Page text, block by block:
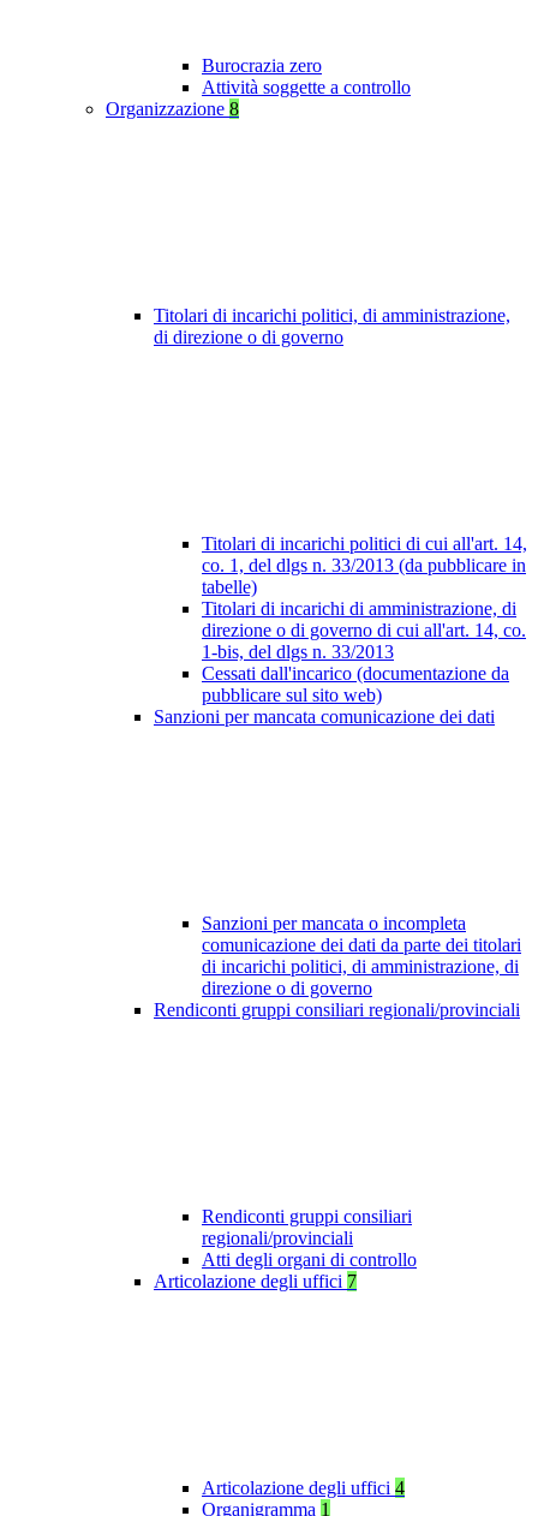
Burocrazia zero
Attività soggette a controllo
Organizzazione 8
Titolari di incarichi politici, di amministrazione,
di direzione o di governo
Titolari di incarichi politici di cui all'art. 14,
co. 1, del dlgs n. 33/2013 (da pubblicare in
tabelle)
Titolari di incarichi di amministrazione, di
direzione o di governo di cui all'art. 14, co.
1-bis, del dlgs n. 33/2013
Cessati dall'incarico (documentazione da
pubblicare sul sito web)
Sanzioni per mancata comunicazione dei dati
Sanzioni per mancata o incompleta
comunicazione dei dati da parte dei titolari
di incarichi politici, di amministrazione, di
direzione o di governo
Rendiconti gruppi consiliari regionali/provinciali
Rendiconti gruppi consiliari
regionali/provinciali
Atti degli organi di controllo
Articolazione degli uffici 7
Articolazione degli uffici 4
Organigramma 1